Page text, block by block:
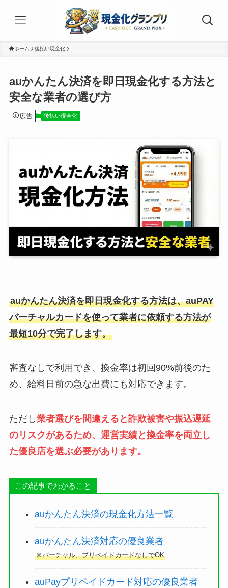
ホーム 後払い現金化
auかんたん決済を即日現金化する方法と
安全な業者の選び方
広告 後払い現金化
auかんたん決済を即日現金化する方法は、auPAY
バーチャルカードを使って業者に依頼する方法が
最短10分で完了します。
審査なしで利用でき、換金率は初回90%前後のた
め、給料日前の急な出費にも対応できます。
ただし業者選びを間違えると詐欺被害や振込遅延
のリスクがあるため、運営実績と換金率を両立し
た優良店を選ぶ必要があります。
この記事でわかること
auかんたん決済の現金化方法一覧
auかんたん決済対応の優良業者
※バーチャル、プリペイドカードなしでOK
auPayプリペイドカード対応の優良業者